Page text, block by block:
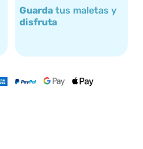
Guarda tus maletas y
disfruta